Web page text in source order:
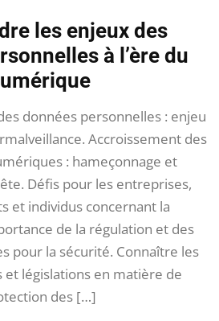
les enjeux des
à l’ère du
données personnelles : enjeu
Accroissement des
: hameçonnage et
Défis pour les entreprises,
et individus concernant la
de la régulation et des
pour la sécurité. Connaître les
et législations en matière de
des […]